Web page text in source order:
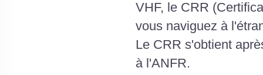
VHF, le CRR
vous naviguez à
Le CRR s'obtient
à l'ANFR.